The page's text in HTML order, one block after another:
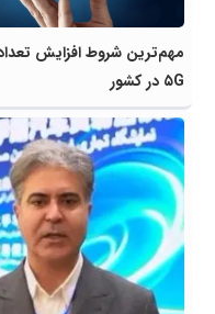
مهم‌ترین شروط افزایش
۵G در کشور